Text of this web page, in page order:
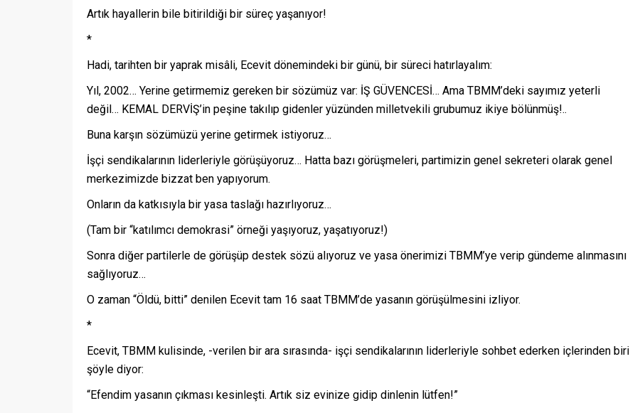
Artık hayallerin bile bitirildiği bir süreç yaşanıyor!
*
Hadi, tarihten bir yaprak misâli, Ecevit dönemindeki bir günü, bir süreci hatırlayalım:
Yıl, 2002… Yerine getirmemiz gereken bir sözümüz var: İŞ GÜVENCESİ… Ama TBMM’deki sayımız yeterli
değil… KEMAL DERVİŞ’in peşine takılıp gidenler yüzünden milletvekili grubumuz ikiye bölünmüş!..
Buna karşın sözümüzü yerine getirmek istiyoruz…
İşçi sendikalarının liderleriyle görüşüyoruz… Hatta bazı görüşmeleri, partimizin genel sekreteri olarak genel
merkezimizde bizzat ben yapıyorum.
Onların da katkısıyla bir yasa taslağı hazırlıyoruz…
(Tam bir “katılımcı demokrasi” örneği yaşıyoruz, yaşatıyoruz!)
Sonra diğer partilerle de görüşüp destek sözü alıyoruz ve yasa önerimizi TBMM’ye verip gündeme alınmasını
sağlıyoruz…
O zaman “Öldü, bitti” denilen Ecevit tam 16 saat TBMM’de yasanın görüşülmesini izliyor.
*
Ecevit, TBMM kulisinde, -verilen bir ara sırasında- işçi sendikalarının liderleriyle sohbet ederken içlerinden biri
şöyle diyor:
“Efendim yasanın çıkması kesinleşti. Artık siz evinize gidip dinlenin lütfen!”